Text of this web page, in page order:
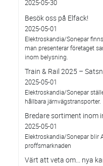
2025-05-30
Besök oss på Elfack!
2025-05-01
Elektroskandia/Sonepar
man presenterar företaget
inom belysning.
Train & Rail 2025 –
2025-05-01
Elektroskandia/Sonepar
hållbara järnvägstransporter.
Bredare sortiment inom
2025-05-01
Elektroskandia/Sonepar blir
proffsmarknaden
Värt att veta om... nya